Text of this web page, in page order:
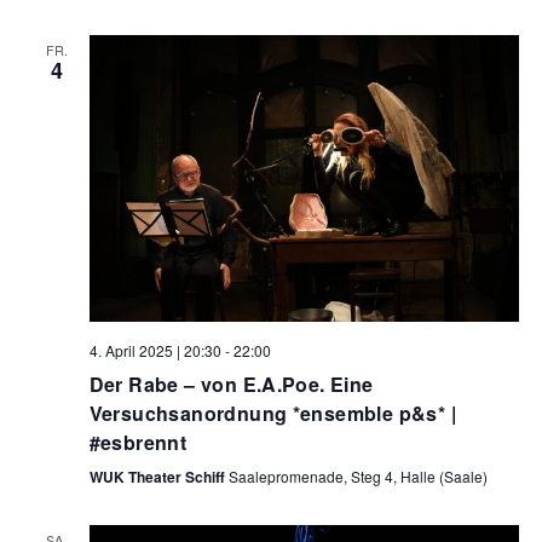
FR.
4
4. April 2025 | 20:30 -22:00
Der Rabe – von E.A.Poe. Eine
Versuchsanordnung *ensemble p&s* |
#esbrennt
WUK Theater SchiffSaalepromenade, Steg 4, Halle (Saale)